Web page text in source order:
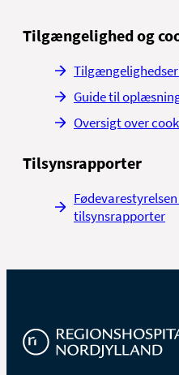
Tilgængelighed og
Guide til
Oversigt over
Tilsynsrapporter
tilsynsrapporter